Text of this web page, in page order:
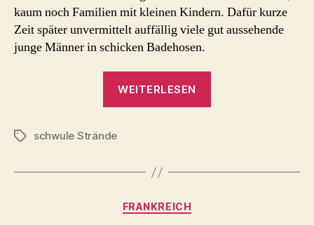
kaum noch Familien mit kleinen Kindern. Dafür kurze
Zeit später unvermittelt auffällig viele gut aussehende
junge Männer in schicken Badehosen.
WEITERLESEN
–
Schlagwörter
schwule Strände
Kategorien
FRANKREICH